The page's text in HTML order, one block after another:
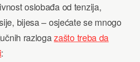
oslobađa od tenzija,
bijesa – osjećate se mnogo
razlogazašto treba da
: